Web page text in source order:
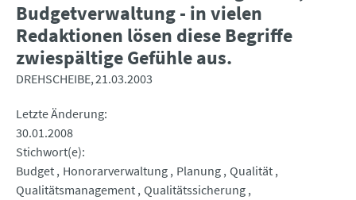
Budgetverwaltung - in vielen
Redaktionen lösen diese Begriffe
zwiespältige Gefühle aus.
DREHSCHEIBE 21.03.2003
Letzte Änderung
30.01.2008
Stichwort(e)
Budget Honorarverwaltung Planung Qualität
Qualitätsmanagement Qualitätssicherung